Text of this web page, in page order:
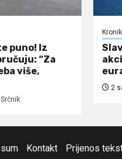
puno! Iz
“Za
više,
2
Kontakt Prijenos